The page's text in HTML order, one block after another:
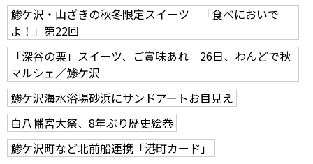
鯵ケ沢・山ざきの秋冬限定スイーツ 「食べにおいで
よ！」第22回
「深谷の栗」スイーツ、ご賞味あれ 26日、わんどで秋
マルシェ／鯵ケ沢
鯵ケ沢海水浴場砂浜にサンドアートお目見え
白八幡宮大祭、8年ぶり歴史絵巻
鯵ケ沢町など北前船連携「港町カード」